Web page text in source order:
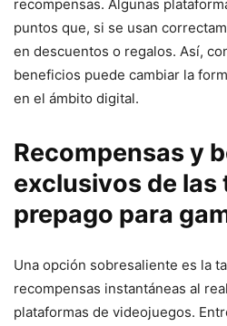
recompensas. Algunas
puntos que, si se usan
en descuentos o regalos. Así,
beneficios puede cambiar la
en el ámbito digital.
Recompensas y
exclusivos de las
prepago para
Una opción sobresaliente es la
recompensas instantáneas al
plataformas de videojuegos.